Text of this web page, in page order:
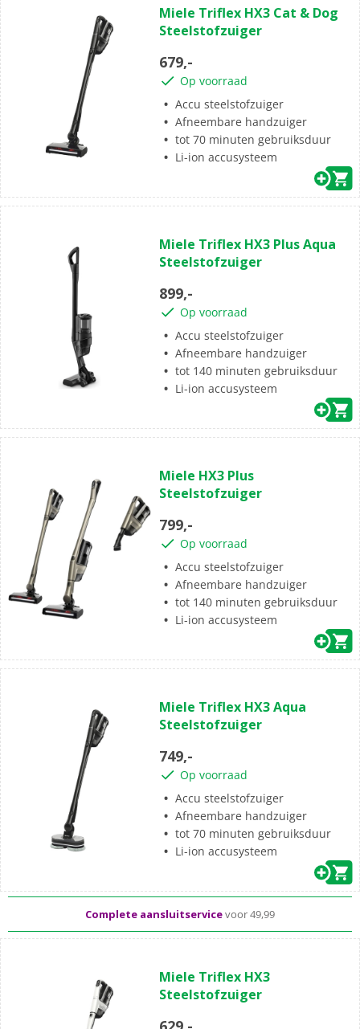
van
de
sterren.
Miele Triflex HX3 Cat & Dog
Steelstofzuiger
679,-
Op voorraad
Accu steelstofzuiger
Afneembare handzuiger
tot 70 minuten gebruiksduur
Li-ion accusysteem
van
de
sterren.
Miele Triflex HX3 Plus Aqua
Steelstofzuiger
899,-
Op voorraad
Accu steelstofzuiger
Afneembare handzuiger
tot 140 minuten gebruiksduur
Li-ion accusysteem
van
de
sterren.
Miele HX3 Plus
Steelstofzuiger
799,-
Op voorraad
Accu steelstofzuiger
Afneembare handzuiger
tot 140 minuten gebruiksduur
Li-ion accusysteem
van
de
sterren.
Miele Triflex HX3 Aqua
Steelstofzuiger
749,-
Op voorraad
Accu steelstofzuiger
Afneembare handzuiger
tot 70 minuten gebruiksduur
Li-ion accusysteem
Standaard gratisthuisbezorgd vanaf 49,-
Complete aansluitservicevoor 49,99
van
de
Miele Triflex HX3
Steelstofzuiger